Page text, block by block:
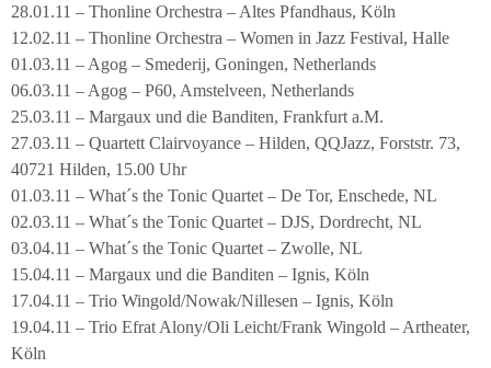
28.01.11 – Thonline Orchestra – Altes Pfandhaus, Köln
12.02.11 – Thonline Orchestra – Women in Jazz Festival, Halle
01.03.11 – Agog – Smederij, Goningen, Netherlands
06.03.11 – Agog – P60, Amstelveen, Netherlands
25.03.11 – Margaux und die Banditen, Frankfurt a.M.
27.03.11 – Quartett Clairvoyance – Hilden, QQJazz, Forststr. 73,
40721 Hilden, 15.00 Uhr
01.03.11 – What´s the Tonic Quartet – De Tor, Enschede, NL
02.03.11 – What´s the Tonic Quartet – DJS, Dordrecht, NL
03.04.11 – What´s the Tonic Quartet – Zwolle, NL
15.04.11 – Margaux und die Banditen – Ignis, Köln
17.04.11 – Trio Wingold/Nowak/Nillesen – Ignis, Köln
19.04.11 – Trio Efrat Alony/Oli Leicht/Frank Wingold – Artheater,
Köln